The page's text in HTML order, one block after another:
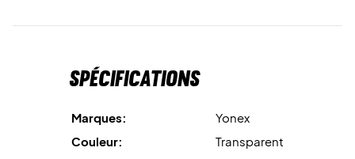
Spécifications
Marques:
Yonex
Couleur:
Transparent